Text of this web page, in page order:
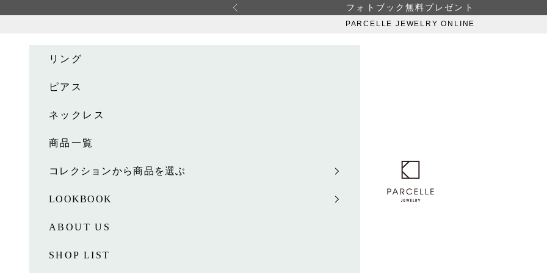
前へ フォトブック無料プレゼント
PARCELLE JEWELRY ONLINE
PARCELLE JEWELRY
リング
ピアス
ネックレス
商品一覧
コレクションから商品を選ぶ
LOOKBOOK
ABOUT US
SHOP LIST